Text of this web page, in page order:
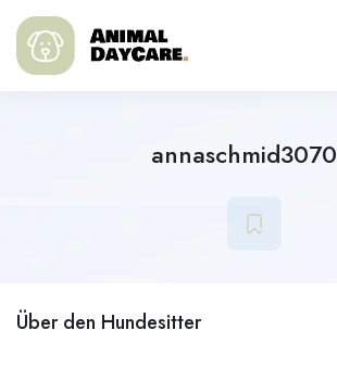
annaschmid3070
Über den Hundesitter